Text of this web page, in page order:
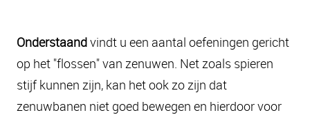
Onderstaandvindt u een aantal oefeningen gericht
op het "flossen" van zenuwen. Net zoals spieren
stijf kunnen zijn, kan het ook zo zijn dat
zenuwbanen niet goed bewegen en hierdoor voor